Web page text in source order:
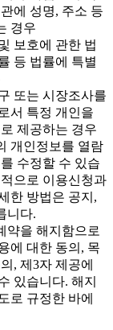
에 성명, 주소 등
경우
보호에 관한 법
등 법률에 특별
또는 시장조사를
서 특정 개인을
제공하는 경우
개인정보를 열람
수정할 수 있습
으로 이용신청과
한 방법은 공지,
니다.
을 해지함으로
에 대한 동의, 목
, 제3자 제공에
있습니다. 해지
로 규정한 바에